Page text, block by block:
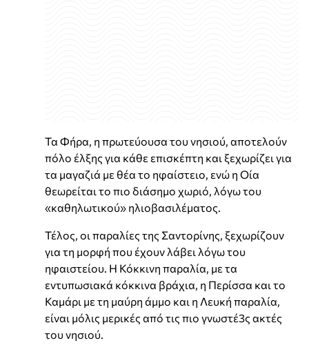
Τα Φήρα, η πρωτεύουσα του νησιού, αποτελούν
πόλο έλξης για κάθε επισκέπτη και ξεχωρίζει για
τα μαγαζιά με θέα το ηφαίστειο, ενώ η Οία
θεωρείται το πιο διάσημο χωριό, λόγω του
«καθηλωτικού» ηλιοβασιλέματος.
Τέλος, οι παραλίες της Σαντορίνης, ξεχωρίζουν
για τη μορφή που έχουν λάβει λόγω του
ηφαιστείου. Η Κόκκινη παραλία, με τα
εντυπωσιακά κόκκινα βράχια, η Περίσσα και το
Καμάρι με τη μαύρη άμμο και η Λευκή παραλία,
είναι μόλις μερικές από τις πιο γνωστέ3ς ακτές
του νησιού.